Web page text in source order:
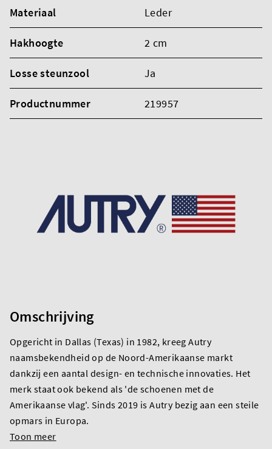
Materiaal Leder
Hakhoogte 2 cm
Losse steunzool Ja
Productnummer 219957
Omschrijving
Opgericht in Dallas (Texas) in 1982, kreeg Autry
naamsbekendheid op de Noord-Amerikaanse markt
dankzij een aantal design- en technische innovaties. Het
merk staat ook bekend als 'de schoenen met de
Amerikaanse vlag'. Sinds 2019 is Autry bezig aan een steile
opmars in Europa.
Toon meer